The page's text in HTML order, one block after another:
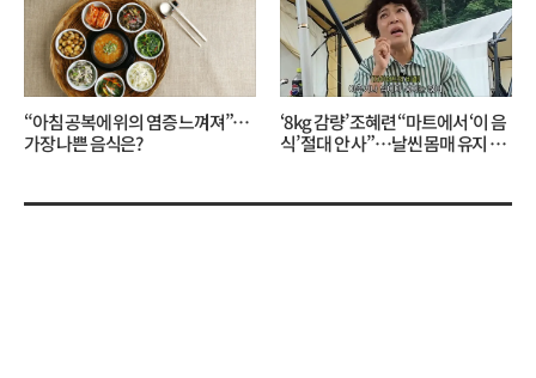
“아침 공복에 위의 염증 느껴져”…
가장 나쁜 음식은?
‘8kg 감량’ 조혜련 “마트에서 ‘이 음
식’ 절대 안 사”…날씬 몸매 유지 비